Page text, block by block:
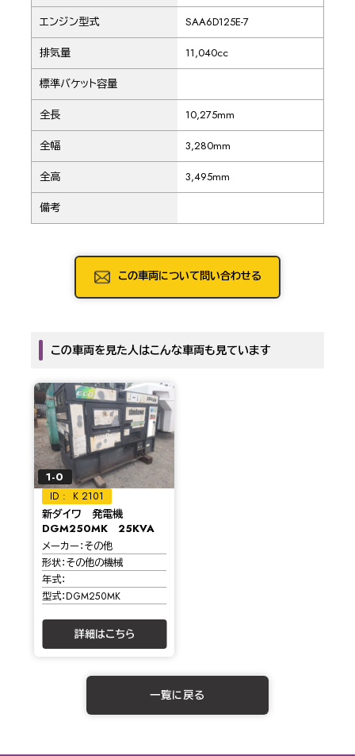
エンジン型式 SAA6D125E-7
排気量 11,040cc
標準バケット容量
全長 10,275mm
全幅 3,280mm
全高 3,495mm
備考
この車両について問い合わせる
この車両を見た人はこんな車両も見ています
1-0
K 2101
新ダイワ 発電機
DGM250MK 25KVA
メーカー その他
形状 その他の機械
年式
型式 DGM250MK
詳細はこちら
一覧に戻る